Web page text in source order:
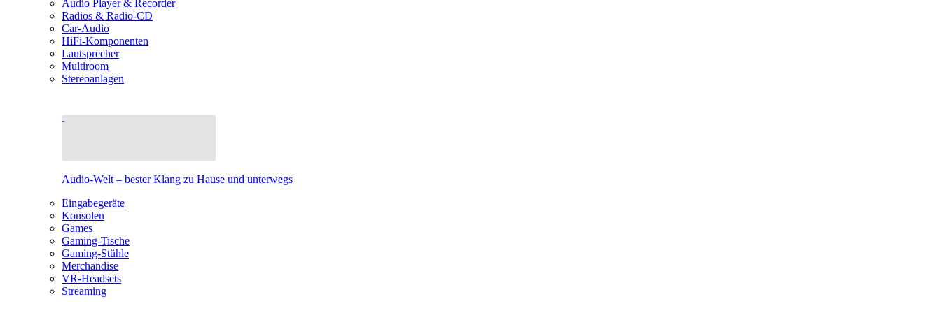
Audio Player & Recorder
Radios & Radio-CD
Car-Audio
HiFi-Komponenten
Lautsprecher
Multiroom
Stereoanlagen
Audio-Welt – bester Klang zu Hause und unterwegs
Eingabegeräte
Konsolen
Games
Gaming-Tische
Gaming-Stühle
Merchandise
VR-Headsets
Streaming